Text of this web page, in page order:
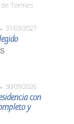
Tormes
31/03/2027
30/09/2026
con
y